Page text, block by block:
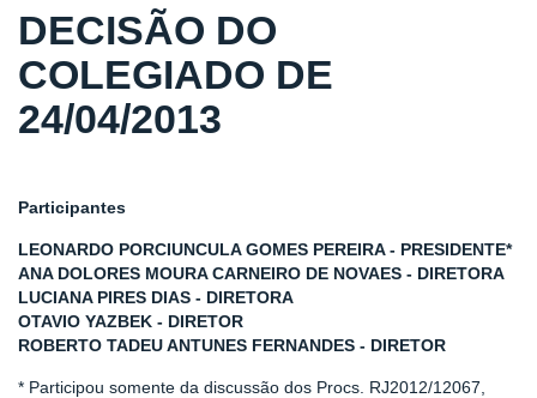
DECISÃO DO
COLEGIADO DE
24/04/2013
Participantes
LEONARDO PORCIUNCULA GOMES PEREIRA - PRESIDENTE*
ANA DOLORES MOURA CARNEIRO DE NOVAES - DIRETORA
LUCIANA PIRES DIAS - DIRETORA
OTAVIO YAZBEK - DIRETOR
ROBERTO TADEU ANTUNES FERNANDES - DIRETOR
* Participou somente da discussão dos Procs. RJ2012/12067,